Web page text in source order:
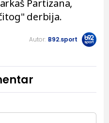
Partizana,
derbija.
Autor: B92.sport